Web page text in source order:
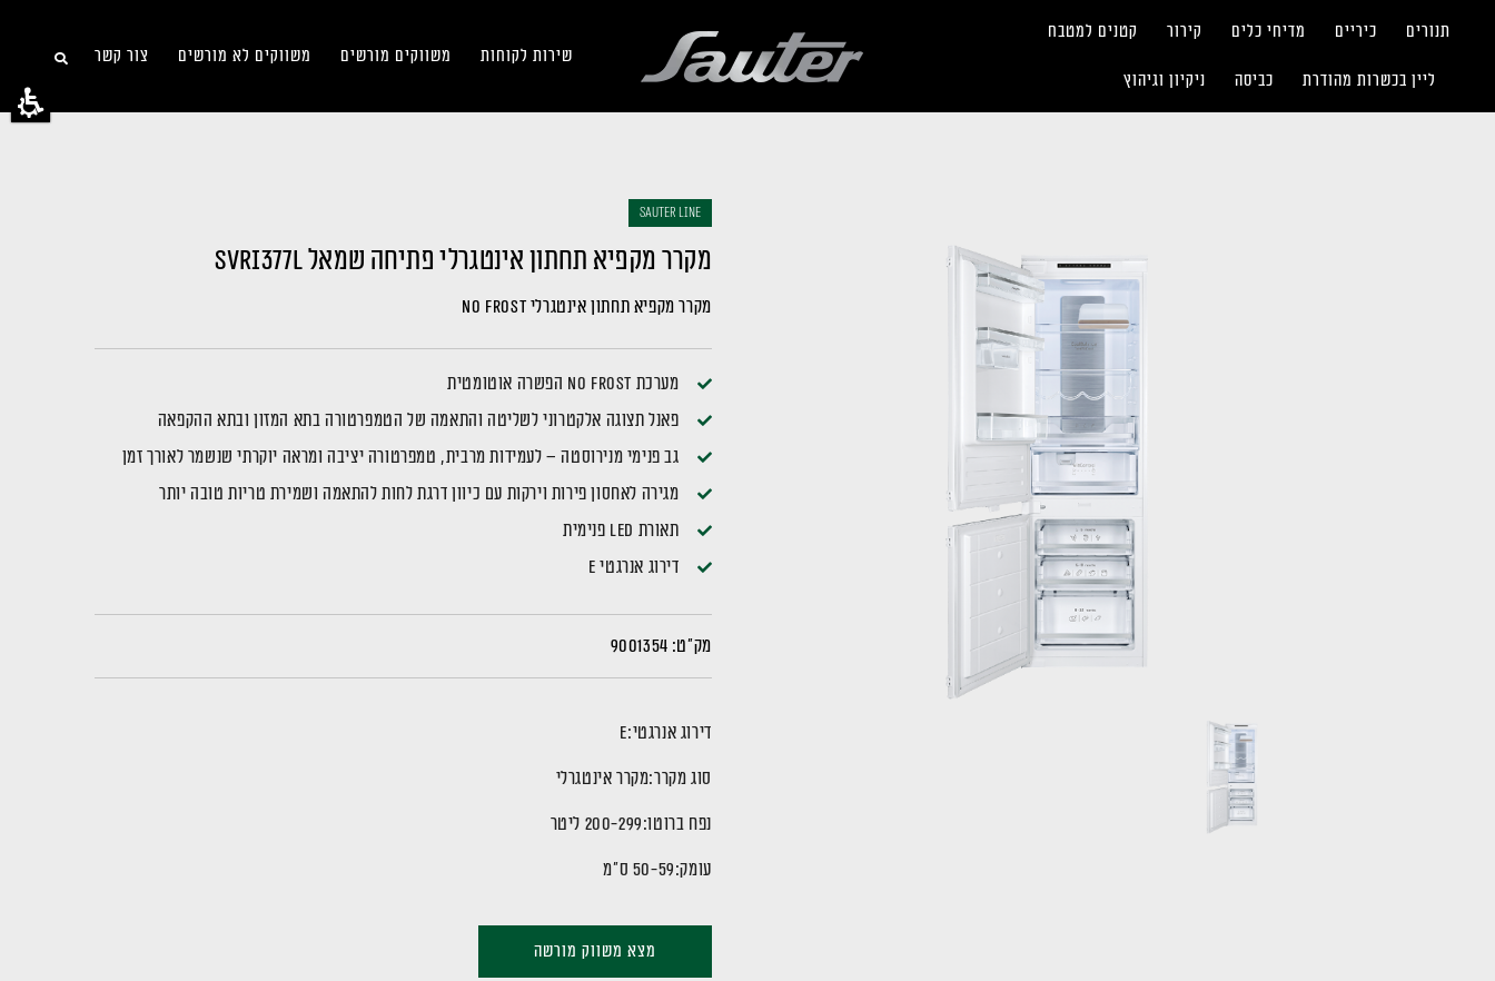
תנורים כיריים מדיחי כלים קירור קטנים למטבח
ליין בכשרות מהודרת כביסה ניקיון וגיהוץ
שירות לקוחות משווקים מורשים משווקים לא מורשים צור קשר
sauter LINE
מקרר מקפיא תחתון אינטגרלי פתיחה שמאל SVRI377L
מקרר מקפיא תחתון אינטגרלי NO FROST
מערכת No Frost הפשרה אוטומטית
פאנל תצוגה אלקטרוני לשליטה והתאמה של הטמפרטורה בתא המזון ובתא ההקפאה
גב פנימי מנירוסטה – לעמידות מרבית, טמפרטורה יציבה ומראה יוקרתי שנשמר לאורך זמן
מגירה לאחסון פירות וירקות עם כיוון דרגת לחות להתאמה ושמירת טריות טובה יותר
תאורת LED פנימית
דירוג אנרגטי E
מק"ט: 9001354
דירוג אנרגטי:E
סוג מקרר:מקרר אינטגרלי
נפח ברוטו:200-299 ליטר
עומק:50-59 ס"מ
מצא משווק מורשה